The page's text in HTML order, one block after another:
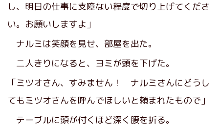
し、明日の仕事に支障ない程度で切り上げてくださ
い。お願いしますよ」
ナルミは笑顔を見せ、部屋を出た。
二人きりになると、ヨミが頭を下げた。
「ミツオさん、すみません！ ナルミさんにどうし
てもミツオさんを呼んでほしいと頼まれたもので」
テーブルに頭が付くほど深く腰を折る。